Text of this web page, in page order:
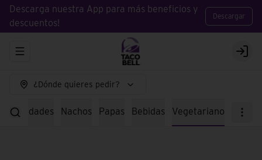
Descarga nuestra App para más beneficios y
descuentos!
Descargar
Abrir menu de navegación Login
¿Dónde quieres pedir?
Nachos Papas Bebidas Vegetariano